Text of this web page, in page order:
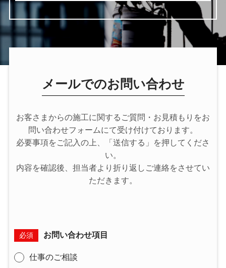
メールでのお問い合わせ
お客さまからの施工に関するご質問・お見積もりをお
問い合わせフォームにて受け付けております。
必要事項をご記入の上、「送信する」を押してくださ
い。
内容を確認後、担当者より折り返しご連絡をさせてい
ただきます。
必須 お問い合わせ項目
仕事のご相談